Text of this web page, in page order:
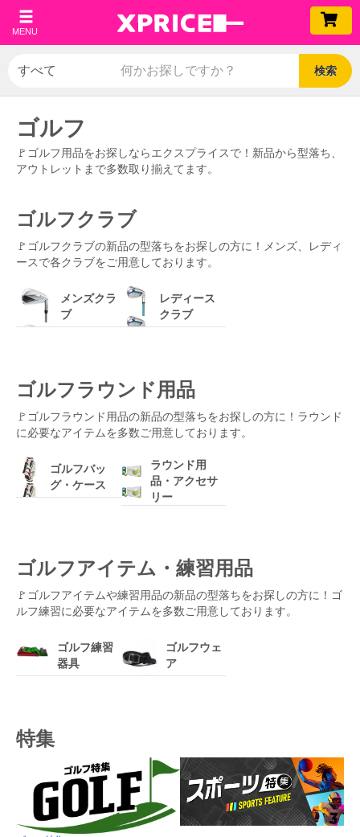
MENU
検索
ゴルフ
🚩ゴルフ用品をお探しならエクスプライスで！新品から型落ち、
アウトレットまで多数取り揃えてます。
ゴルフクラブ
🚩ゴルフクラブの新品の型落ちをお探しの方に！メンズ、レディ
ースで各クラブをご用意しております。
メンズクラ
ブ
レディース
クラブ
ゴルフラウンド用品
🚩ゴルフラウンド用品の新品の型落ちをお探しの方に！ラウンド
に必要なアイテムを多数ご用意しております。
ゴルフバッ
グ・ケース
ラウンド用
品・アクセサ
リー
ゴルフアイテム・練習用品
🚩ゴルフアイテムや練習用品の新品の型落ちをお探しの方に！ゴ
ルフ練習に必要なアイテムを多数ご用意しております。
ゴルフ練習
器具
ゴルフウェ
ア
特集